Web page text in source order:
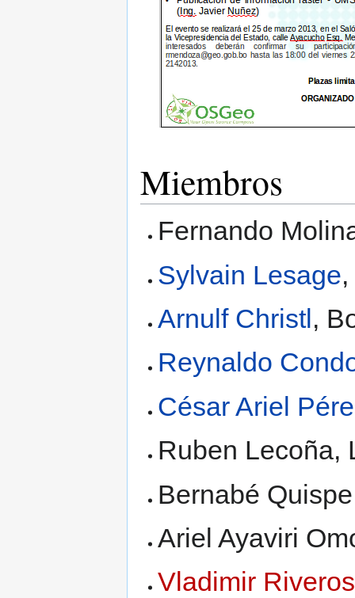
Miembros
Fernando
Sylvain Lesage
Arnulf Christl,
Reynaldo
César Ariel
Ruben Lecoña,
Bernabé
Ariel Ayaviri
Vladimir